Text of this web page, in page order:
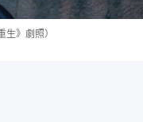
》劇照）